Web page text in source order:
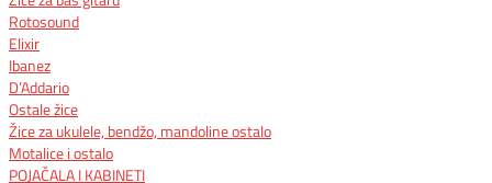
Rotosound
Elixir
Ibanez
D’Addario
Ostale žice
Žice za ukulele, bendžo, mandoline ostalo
Motalice i ostalo
POJAČALA I KABINETI